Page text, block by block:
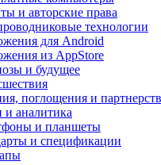
и авторские права
технологии
для Android
из AppStore
и будущее
поглощения и
и аналитика
и планшеты
и спецификации